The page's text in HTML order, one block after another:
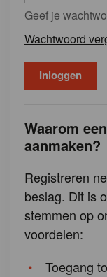
Geef je
Wachtwoord
Waarom
aanmaken?
Registreren
beslag. Dit is
stemmen op
voordelen:
Toegang